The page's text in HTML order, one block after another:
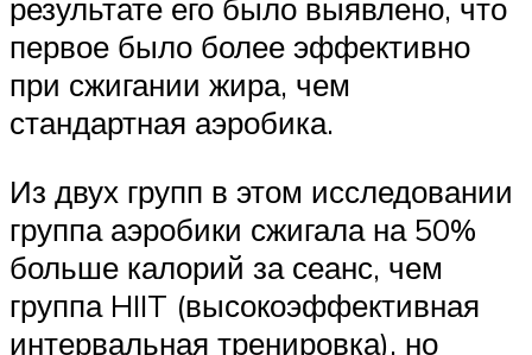
результате его было выявлено, что
первое было более эффективно
при сжигании жира, чем
стандартная аэробика.
Из двух групп в этом исследовании
группа аэробики сжигала на 50%
больше калорий за сеанс, чем
группа HIIT (высокоэффективная
интервальная тренировка), но